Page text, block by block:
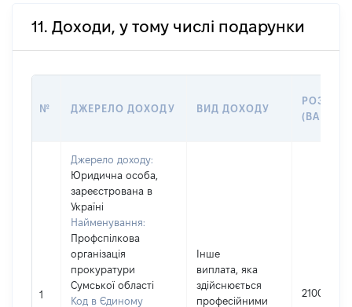
11. Доходи, у тому числі подарунки
№ ДЖЕРЕЛО ДОХОДУ ВИД ДОХОДУ
РОЗМІР
1
Джерело доходу:
Юридична особа,
зареєстрована в
Україні
Найменування:
Профспілкова
організація
прокуратури
Сумської області
Код в Єдиному
Інше
виплата, яка
здійснюється
професійними
2100